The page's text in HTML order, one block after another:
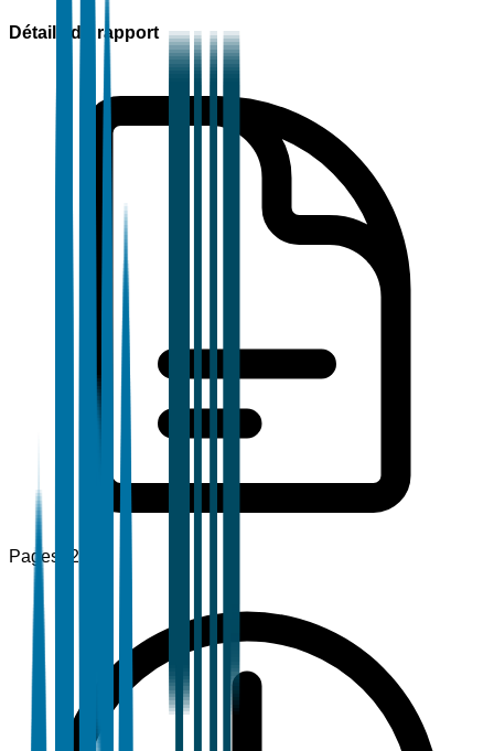
Détails du rapport
Pages 120+